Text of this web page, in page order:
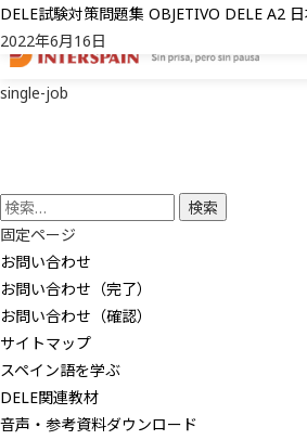
DELE試験対策問題集 OBJETIVO DELE A2 日本版（2022年初版）
私たちのパートナー
スペイン語圏に留学する
会社概要
個人情報の取り扱いについて
single-job
DELE試験対策問題集 OBJETIVO DELE A2
2022年6月16日
検
索:
固定ページ
お問い合わせ
お問い合わせ（完了）
お問い合わせ（確認）
サイトマップ
スペイン語を学ぶ
DELE関連教材
音声・参考資料ダウンロード